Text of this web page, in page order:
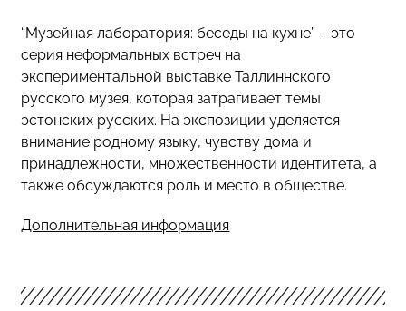
“Музейная лаборатория: беседы на кухне” – это
серия неформальных встреч на
экспериментальной выставке Таллиннского
русского музея, которая затрагивает темы
эстонских русских. На экспозиции уделяется
внимание родному языку, чувству дома и
принадлежности, множественности идентитета, а
также обсуждаются роль и место в обществе.
Дополнительная информация